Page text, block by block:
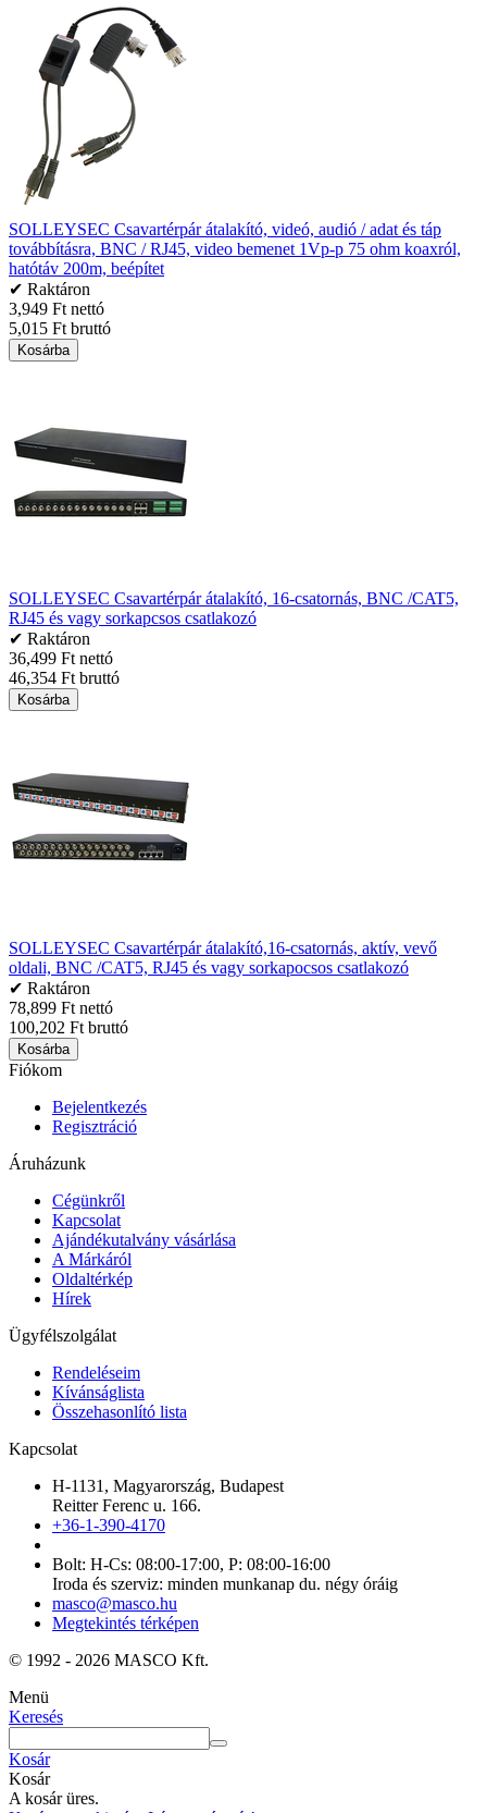
SOLLEYSEC Csavartérpár átalakító, videó, audió / adat és táp
továbbításra, BNC / RJ45, video bemenet 1Vp-p 75 ohm koaxról,
hatótáv 200m, beépítet
✔ Raktáron
3,949 Ft nettó
5,015 Ft bruttó
Kosárba
SOLLEYSEC Csavartérpár átalakító, 16-csatornás, BNC /CAT5,
RJ45 és vagy sorkapcsos csatlakozó
✔ Raktáron
36,499 Ft nettó
46,354 Ft bruttó
Kosárba
SOLLEYSEC Csavartérpár átalakító,16-csatornás, aktív, vevő
oldali, BNC /CAT5, RJ45 és vagy sorkapocsos csatlakozó
✔ Raktáron
78,899 Ft nettó
100,202 Ft bruttó
Kosárba
Fiókom
Bejelentkezés
Regisztráció
Áruházunk
Cégünkről
Kapcsolat
Ajándékutalvány vásárlása
A Márkáról
Oldaltérkép
Hírek
Ügyfélszolgálat
Rendeléseim
Kívánságlista
Összehasonlító lista
Kapcsolat
H-1131, Magyarország, Budapest
Reitter Ferenc u. 166.
+36-1-390-4170
Bolt: H-Cs: 08:00-17:00, P: 08:00-16:00
Iroda és szerviz: minden munkanap du. négy óráig
masco@masco.hu
Megtekintés térképen
© 1992 - 2026 MASCO Kft.
Menü
Keresés
Kosár
Kosár
A kosár üres.